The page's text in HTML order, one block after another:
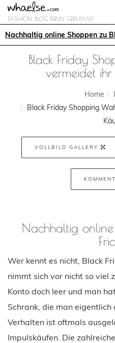
FASHION BLOG BERLIN GERMANY
Nachhaltig online Shoppen zu
Black Friday
vermeidet
Home
Black Friday Shopping
VOLLBILD GALLERY
Nachhaltig online
Wer kennt es nicht, Black
nimmt sich vor nicht so viel
Konto doch leer und man
Schrank, die man
Verhalten ist oftmals
Impulskäufen. Die